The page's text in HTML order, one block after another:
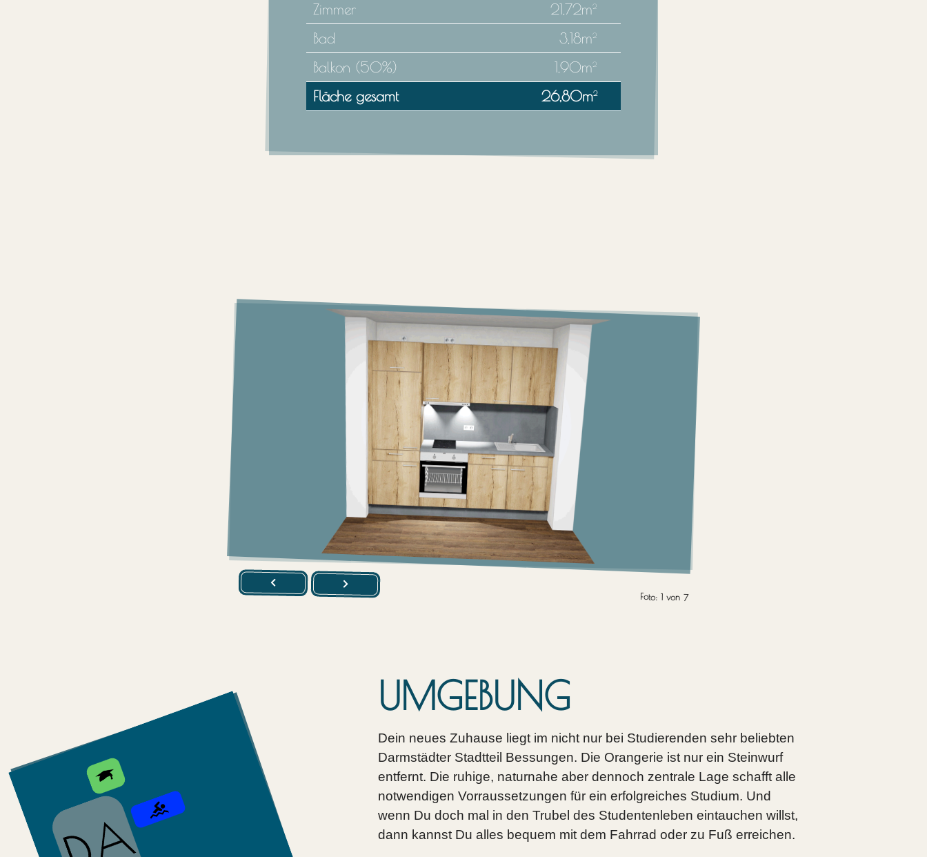
Zimmer 21,72m2
Bad 3,18m2
Balkon (50%) 1,90m2
Fläche gesamt 26,80m2
Foto: 1von 7
UMGEBUNG
Dein neues Zuhause liegt im nicht nur bei Studierenden sehr beliebten
Darmstädter Stadtteil Bessungen. Die Orangerie ist nur ein Steinwurf
entfernt. Die ruhige, naturnahe aber dennoch zentrale Lage schafft alle
notwendigen Vorraussetzungen für ein erfolgreiches Studium. Und
wenn Du doch mal in den Trubel des Studentenleben eintauchen willst,
dann kannst Du alles bequem mit dem Fahrrad oder zu Fuß erreichen.